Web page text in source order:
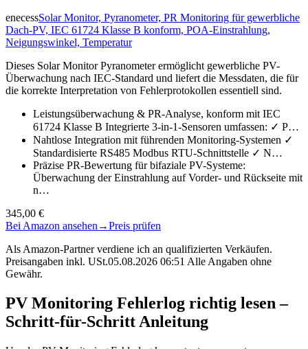
enecessSolar Monitor, Pyranometer, PR Monitoring für gewerbliche
Dach-PV, IEC 61724 Klasse B konform, POA-Einstrahlung,
Neigungswinkel, Temperatur
Dieses Solar Monitor Pyranometer ermöglicht gewerbliche PV-
Überwachung nach IEC-Standard und liefert die Messdaten, die für
die korrekte Interpretation von Fehlerprotokollen essentiell sind.
Leistungsüberwachung & PR-Analyse, konform mit IEC
61724 Klasse B Integrierte 3-in-1-Sensoren umfassen: ✓ P…
Nahtlose Integration mit führenden Monitoring-Systemen ✓
Standardisierte RS485 Modbus RTU-Schnittstelle ✓ N…
Präzise PR-Bewertung für bifaziale PV-Systeme:
Überwachung der Einstrahlung auf Vorder- und Rückseite mit
n…
345,00 €
Bei Amazon ansehen →Preis prüfen
Als Amazon-Partner verdiene ich an qualifizierten Verkäufen.
Preisangaben inkl. USt.05.08.2026 06:51 Alle Angaben ohne
Gewähr.
PV Monitoring Fehlerlog richtig lesen –
Schritt-für-Schritt Anleitung